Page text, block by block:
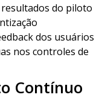
resultados do piloto
dos usuários
nos controles de
Contínuo